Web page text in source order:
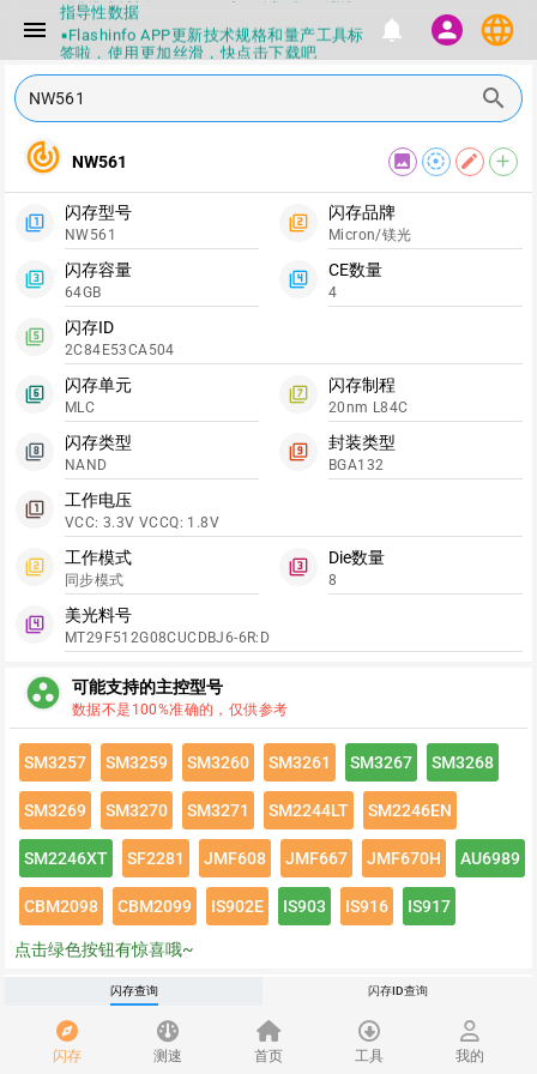
menu
指导性数据
▪Flashinfo APP更新技术规格和量产工具标
签啦，使用更加丝滑，快点击下载吧
▪兄弟们没事不要乱下载量产工具，过分了
下载服务会暂停一段时间才能恢复
数据都不要100%相信，包括量产工具都不
一定可信的，因为数据都可以改，一定要有
▪如果发现数据有错误，或者存在误导，欢
迎积极反馈，Flashinfo尽量维护最正确的
指导性数据
▪Flashinfo APP更新技术规格和量产工具标
签啦，使用更加丝滑，快点击下载吧
notifications person language
闪存 测速 首页 工具 我的
search
track_changes NW561 image filter_tilt_shift edit add
filter_1
闪存型号
NW561
filter_2
闪存品牌
Micron/镁光
filter_3
闪存容量
64GB
filter_4
CE数量
4
filter_5
闪存ID
2C84E53CA504
filter_6
闪存单元
MLC
filter_7
闪存制程
20nm L84C
filter_8
闪存类型
NAND
filter_9
封装类型
BGA132
filter_1
工作电压
VCC: 3.3V VCCQ: 1.8V
filter_2
工作模式
同步模式
filter_3
Die数量
8
filter_4
美光料号
MT29F512G08CUCDBJ6-6R:D
group_work 可能支持的主控型号
数据不是100%准确的，仅供参考
SM3257 SM3259 SM3260 SM3261 SM3267 SM3268
SM3269 SM3270 SM3271 SM2244LT SM2246EN
SM2246XT SF2281 JMF608 JMF667 JMF670H AU6989
CBM2098 CBM2099 IS902E IS903 IS916 IS917
点击绿色按钮有惊喜哦~
请登录查看该闪存速度详情
闪存查询 闪存ID查询